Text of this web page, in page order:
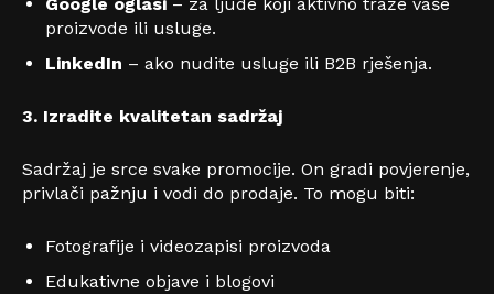
proizvode ili usluge.
LinkedIn – ako nudite usluge ili B2B rješenja.
3. Izradite kvalitetan sadržaj
Sadržaj je srce svake promocije. On gradi povjerenje,
privlači pažnju i vodi do prodaje. To mogu biti:
Fotografije i videozapisi proizvoda
Edukativne objave i blogovi